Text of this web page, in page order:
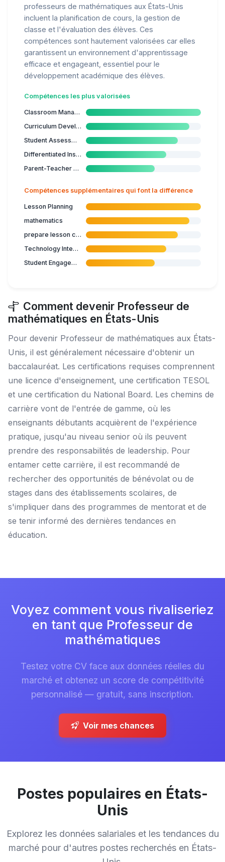
professeurs de mathématiques aux États-Unis
incluent la planification de cours, la gestion de
classe et l'évaluation des élèves. Ces
compétences sont hautement valorisées car elles
garantissent un environnement d'apprentissage
efficace et engageant, essentiel pour le
développement académique des élèves.
Compétences les plus valorisées
Classroom Management
Curriculum Development
Student Assessment
Differentiated Instruction
Parent-Teacher Communication
Compétences supplémentaires qui font la différence
Lesson Planning
mathematics
prepare lesson content
Technology Integration
Student Engagement
Comment devenir Professeur de
mathématiques en États-Unis
Pour devenir Professeur de mathématiques aux États-
Unis, il est généralement nécessaire d'obtenir un
baccalauréat. Les certifications requises comprennent
une licence d'enseignement, une certification TESOL
et une certification du National Board. Les chemins de
carrière vont de l'entrée de gamme, où les
enseignants débutants acquièrent de l'expérience
pratique, jusqu'au niveau senior où ils peuvent
prendre des responsabilités de leadership. Pour
entamer cette carrière, il est recommandé de
rechercher des opportunités de bénévolat ou de
stages dans des établissements scolaires, de
s'impliquer dans des programmes de mentorat et de
se tenir informé des dernières tendances en
éducation.
Voyez comment vous rivaliseriez
en tant que Professeur de
mathématiques
Testez votre CV face aux données réelles du
marché et obtenez un score de compétitivité
personnalisé — gratuit, sans inscription.
Voir mes chances
Postes populaires en États-
Unis
Explorez les données salariales et les tendances du
marché pour d'autres postes recherchés en États-